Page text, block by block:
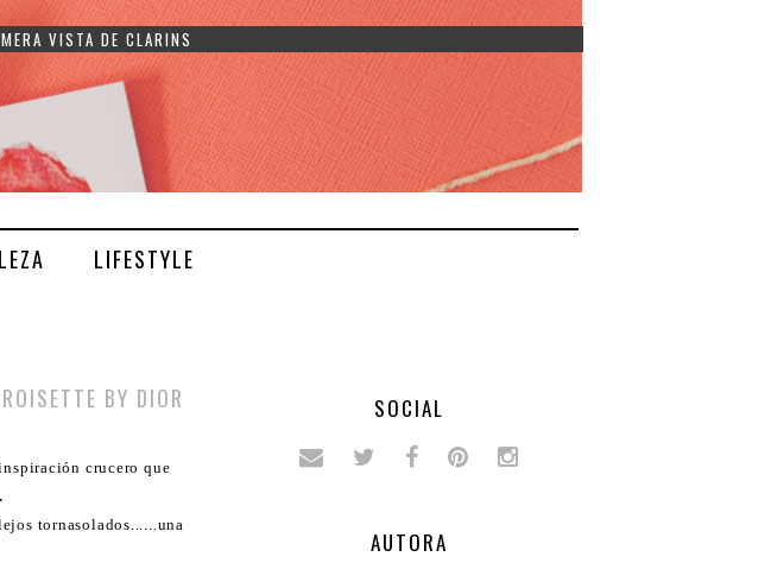
VISTA DE CLARINS
LIFESTYLE
BY DIOR
crucero que
tornasolados......una
SOCIAL
AUTORA